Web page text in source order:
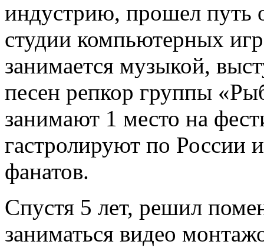
индустрию, прошел путь
студии компьютерных
занимается музыкой,
песен репкор группы
занимают 1 место на
гастролируют по России
фанатов.
Спустя 5 лет, решил
заниматься видео